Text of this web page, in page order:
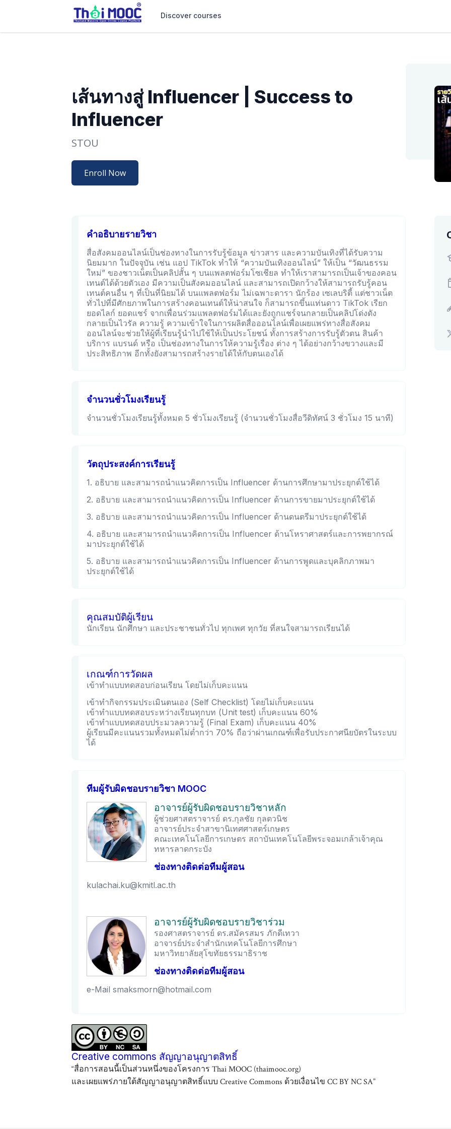
Discover courses
เส้นทางสู่ Influencer | Success to
Influencer
STOU
Enroll Now
คำอธิบายรายวิชา
สื่อสังคมออนไลน์เป็นช่องทางในการรับรู้ข้อมูล ข่าวสาร และความบันเทิงที่ได้รับความ
นิยมมาก ในปัจจุบัน เช่น แอป TikTok ทำให้ “ความบันเทิงออนไลน์” ให้เป็น “วัฒนธรรม
ใหม่” ของชาวเน็ตเป็นคลิปสั้น ๆ บนแพลตฟอร์มโซเชียล ทำให้เราสามารถเป็นเจ้าของคอน
เทนต์ได้ด้วยตัวเอง มีความเป็นสังคมออนไลน์ และสามารถเปิดกว้างให้สามารถรับรู้คอน
เทนต์คนอื่น ๆ ที่เป็นที่นิยมได้ บนแพลตฟอร์ม ไม่เฉพาะดารา นักร้อง เซเลบริตี้ แต่ชาวเน็ต
ทั่วไปที่มีศักยภาพในการสร้างคอนเทนต์ให้น่าสนใจ ก็สามารถขึ้นแท่นดาว TikTok เรียก
ยอดไลก์ ยอดแชร์ จากเพื่อนร่วมแพลตฟอร์มได้และยังถูกแชร์จนกลายเป็นคลิปโด่งดัง
กลายเป็นไวรัล ความรู้ ความเข้าใจในการผลิตสื่อออนไลน์เพื่อเผยแพร่ทางสื่อสังคม
ออนไลน์จะช่วยให้ผู้ที่เรียนรู้นำไปใช้ให้เป็นประโยชน์ ทั้งการสร้างการรับรู้ตัวตน สินค้า
บริการ แบรนด์ หรือ เป็นช่องทางในการให้ความรู้เรื่อง ต่าง ๆ ได้อย่างกว้างขวางและมี
ประสิทธิภาพ อีกทั้งยังสามารถสร้างรายได้ให้กับตนเองได้
จำนวนชั่วโมงเรียนรู้
จำนวนชั่วโมงเรียนรู้ทั้งหมด 5 ชั่วโมงเรียนรู้ (จำนวนชั่วโมงสื่อวีดิทัศน์ 3 ชั่วโมง 15 นาที)
วัตถุประสงค์การเรียนรู้
1. อธิบาย และสามารถนำแนวคิดการเป็น Influencer ด้านการศึกษามาประยุกต์ใช้ได้
2. อธิบาย และสามารถนำแนวคิดการเป็น Influencer ด้านการขายมาประยุกต์ใช้ได้
3. อธิบาย และสามารถนำแนวคิดการเป็น Influencer ด้านดนตรีมาประยุกต์ใช้ได้
4. อธิบาย และสามารถนำแนวคิดการเป็น Influencer ด้านโหราศาสตร์และการพยากรณ์
มาประยุกต์ใช้ได้
5. อธิบาย และสามารถนำแนวคิดการเป็น Influencer ด้านการพูดและบุคลิกภาพมา
ประยุกต์ใช้ได้
คุณสมบัติผู้เรียน
นักเรียน นักศึกษา และประชาชนทั่วไป ทุกเพศ ทุกวัย ที่สนใจสามารถเรียนได้
เกณฑ์การวัดผล
เข้าทำแบบทดสอบก่อนเรียน โดยไม่เก็บคะแนน
เข้าทำกิจกรรมประเมินตนเอง (Self Checklist) โดยไม่เก็บคะแนน
เข้าทำแบบทดสอบระหว่างเรียนทุกบท (Unit test) เก็บคะแนน 60%
เข้าทำแบบทดสอบประมวลความรู้ (Final Exam) เก็บคะแนน 40%
ผู้เรียนมีคะแนนรวมทั้งหมดไม่ต่ำกว่า 70% ถือว่าผ่านเกณฑ์เพื่อรับประกาศนียบัตรในระบบ
ได้
ทีมผู้รับผิดชอบรายวิชา MOOC
อาจารย์ผู้รับผิดชอบรายวิชาหลัก
ผู้ช่วยศาสตราจารย์ ดร.กุลชัย กุลตวนิช
อาจารย์ประจำสาขานิเทศศาสตร์เกษตร
คณะเทคโนโลยีการเกษตร สถาบันเทคโนโลยีพระจอมเกล้าเจ้าคุณ
ทหารลาดกระบัง
ช่องทางติดต่อทีมผู้สอน
kulachai.ku@kmitl.ac.th
อาจารย์ผู้รับผิดชอบรายวิชาร่วม
รองศาสตราจารย์ ดร.สมัครสมร ภักดีเทวา
อาจารย์ประจำสำนักเทคโนโลยีการศึกษา
มหาวิทยาลัยสุโขทัยธรรมาธิราช
ช่องทางติดต่อทีมผู้สอน
e-Mail smaksmorn@hotmail.com
Creative commons สัญญาอนุญาตสิทธิ์
“สื่อการสอนนี้เป็นส่วนหนึ่งของโครงการ Thai MOOC (thaimooc.org)
และเผยแพร่ภายใต้สัญญาอนุญาตสิทธิ์แบบ Creative Commons ด้วยเงื่อนไข CC BY NC SA”